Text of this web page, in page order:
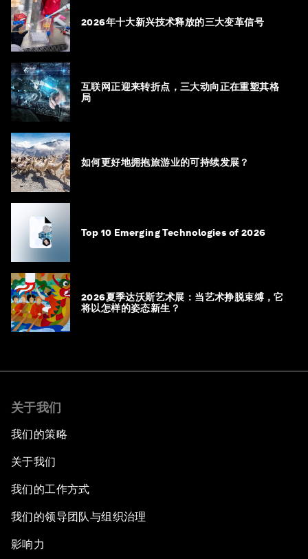
2026年十大新兴技术释放的三大变革信号
互联网正迎来转折点，三大动向正在重塑其格
局
如何更好地拥抱旅游业的可持续发展？
Top 10 Emerging Technologies of 2026
2026夏季达沃斯艺术展：当艺术挣脱束缚，它
将以怎样的姿态新生？
关于我们
我们的策略
关于我们
我们的工作方式
我们的领导团队与组织治理
影响力